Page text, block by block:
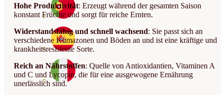
Hohe Produktivität: Erzeugt während der gesamten Saison
konstant Früchte und sorgt für reiche Ernten.
Widerstandsfähig und schnell wachsend: Sie passt sich an
verschiedene Klimazonen und Böden an und ist eine kräftige und
krankheitsresistente Sorte.
Reich an Nährstoffen: Quelle von Antioxidantien, Vitaminen A
und C und Lycopin, die für eine ausgewogene Ernährung
unerlässlich sind.